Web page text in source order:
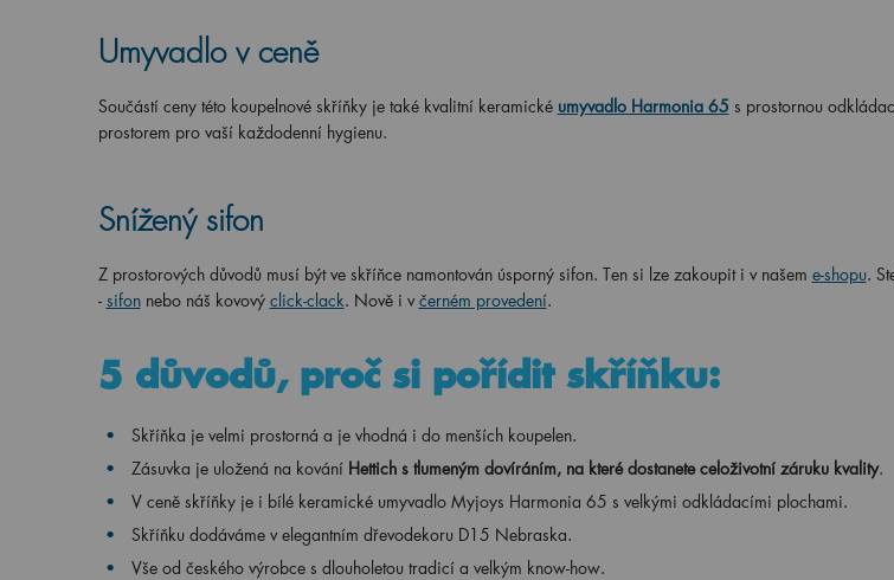
Umyvadlo v ceně
Součástí ceny této koupelnové skříňky je také kvalitní keramické umyvadlo Harmonia 65 s prostornou
prostorem pro vaší každodenní hygienu.
Snížený sifon
Z prostorových důvodů musí být ve skříňce namontován úsporný sifon. Ten si lze zakoupit i v našem e-shopu.
- sifonnebo náš kovový click-clack. Nově i včerném provedení.
5 důvodů, proč si pořídit skříňku:
Skříňka je velmi prostorná a je vhodná i do menších koupelen.
Zásuvka je uložená na kování Hettich s tlumeným dovíráním, na které dostanete celoživotní záruku kvality.
V ceně skříňky je i bílé keramické umyvadlo Myjoys Harmonia 65 s velkými odkládacími plochami.
Skříňku dodáváme v elegantním dřevodekoru D15 Nebraska.
Vše od českého výrobce s dlouholetou tradicí a velkým know-how.